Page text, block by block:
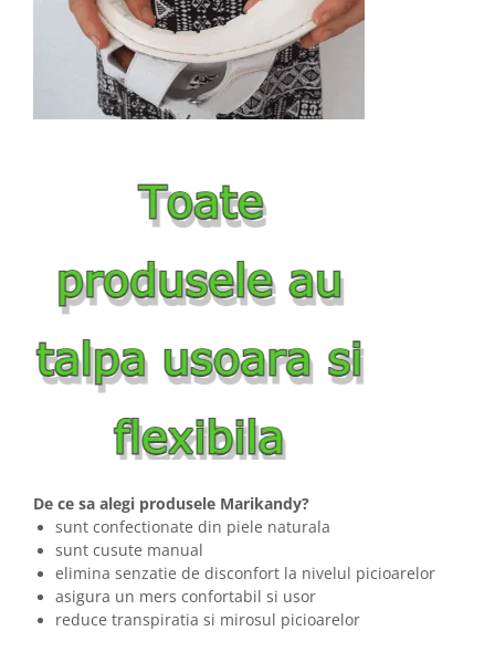
De ce sa alegi produsele Marikandy?
sunt confectionate din piele naturala
sunt cusute manual
elimina senzatie de disconfort la nivelul picioarelor
asigura un mers confortabil si usor
reduce transpiratia si mirosul picioarelor